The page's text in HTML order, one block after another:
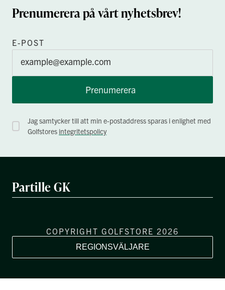
Prenumerera på vårt nyhetsbrev!
E-POST
Prenumerera
Jag samtycker till att min e-postaddress sparas i enlighet med
Golfstores integritetspolicy
Partille GK
COPYRIGHT GOLFSTORE 2026
REGIONSVÄLJARE